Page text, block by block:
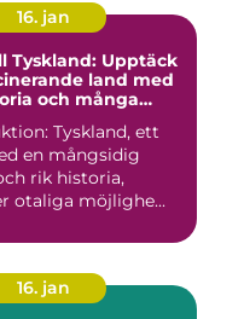
16. jan
Tyskland: Upptäck
land med
och många
Tyskland, ett
en mångsidig
rik historia,
otaliga möjlighe...
16. jan